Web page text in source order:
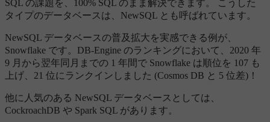
SQL の課題を、100% SQL のまま解決できます。 こうした
タイプのデータベースは、NewSQL とも呼ばれています。
NewSQL データベースの普及拡大を実感できる例が、
Snowflake です。DB-Engine のランキングにおいて、2020 年
9 月から翌年同月までの 1 年間で Snowflake は順位を 107 も
上げ、21 位にランクインしました (Cosmos DB と 5 位差)！
他に人気のある NewSQL データベースとしては、
CockroachDB や Spark SQL があります。